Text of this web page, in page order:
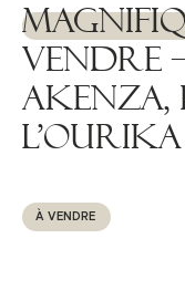
Vendre
Akenza,
l’Ourika
À VENDRE